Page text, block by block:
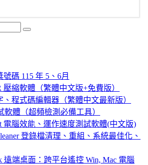
Search
碼 115 年 5、6月
壓縮軟體（繁體中文版+免費版）
、程式碼編輯器（繁體中文最新版）
軟體（超頻檢測必備工具）
電腦效能、運作速度測試軟體(中文版)
登錄檔清理、重組、系統最佳化、
遠端桌面：跨平台遙控 Win, Mac 電腦